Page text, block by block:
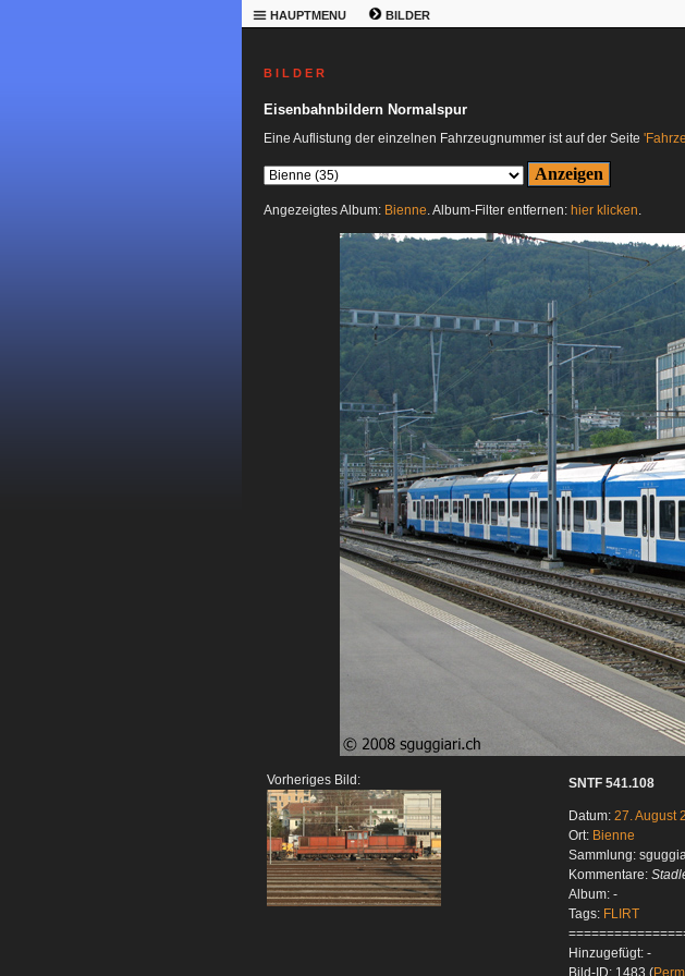
HAUPTMENU BILDER
B I L D E R
Eisenbahnbildern Normalspur
Eine Auflistung der einzelnen Fahrzeugnummer ist auf der Seite
Angezeigtes Album: Bienne. Album-Filter entfernen: hier klicken.
Vorheriges Bild: SNTF 541.108
Datum: 27. August
Ort: Bienne
Sammlung:
Kommentare:
Album: -
Tags: FLIRT
Hinzugefügt: -